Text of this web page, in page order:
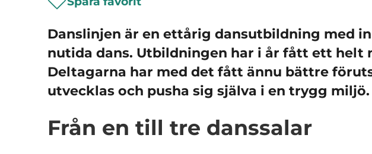
Danslinjen är en ettårig dansutbildning med
nutida dans. Utbildningen har i år fått ett helt
Deltagarna har med det fått ännu bättre
utvecklas och pusha sig själva i en trygg miljö.
Från en till tre danssalar